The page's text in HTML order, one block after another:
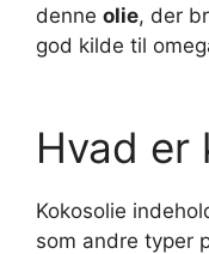
denne olie, der
god kilde til
Hvad er
Kokosolie
som andre typer